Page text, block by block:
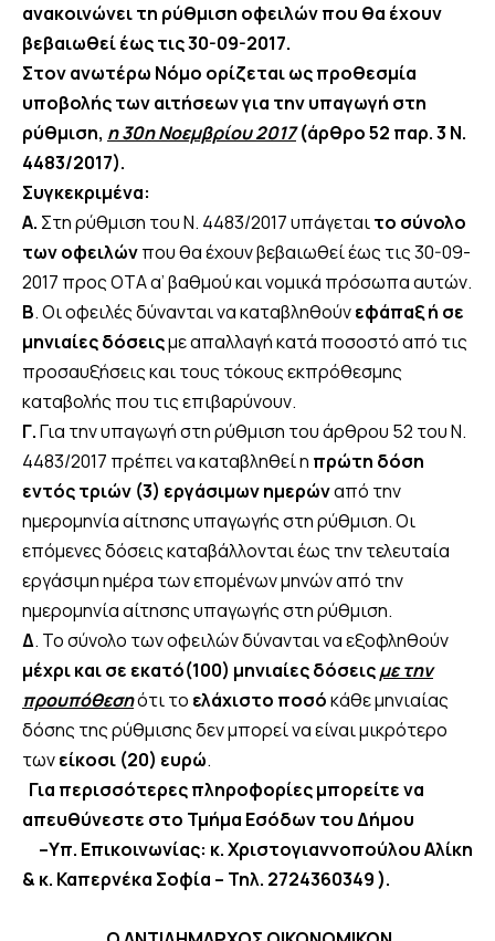
ανακοινώνει τη ρύθμιση οφειλών που θα έχουν
βεβαιωθεί έως τις 30-09-2017.
Στον ανωτέρω Νόμο ορίζεται ως προθεσμία
υποβολής των αιτήσεων για την υπαγωγή στη
ρύθμιση, η 30η Νοεμβρίου 2017(άρθρο 52 παρ. 3 Ν.
4483/2017).
Συγκεκριμένα:
Α. Στη ρύθμιση του Ν. 4483/2017 υπάγεταιτο σύνολο
των οφειλώνπου θα έχουν βεβαιωθεί έως τις 30-09-
2017 προς ΟΤΑ α’ βαθμού και νομικά πρόσωπα αυτών.
Β. Οι οφειλές δύνανται να καταβληθούνεφάπαξ ή σε
μηνιαίες δόσειςμε απαλλαγή κατά ποσοστό από τις
προσαυξήσεις και τους τόκους εκπρόθεσμης
καταβολής που τις επιβαρύνουν.
Γ.Για την υπαγωγή στη ρύθμιση του άρθρου 52 του Ν.
4483/2017 πρέπει να καταβληθεί η πρώτη δόση
εντός τριών (3) εργάσιμων ημερώναπό την
ημερομηνία αίτησης υπαγωγής στη ρύθμιση. Οι
επόμενες δόσεις καταβάλλονται έως την τελευταία
εργάσιμη ημέρα των επομένων μηνών από την
ημερομηνία αίτησης υπαγωγής στη ρύθμιση.
Δ. Το σύνολο των οφειλών δύνανται να εξοφληθούν
μέχρι και σε εκατό(100) μηνιαίες δόσειςμε την
προυπόθεσηότι το ελάχιστο ποσόκάθε μηνιαίας
δόσης της ρύθμισης δεν μπορεί να είναι μικρότερο
τωνείκοσι (20) ευρώ.
Για περισσότερες πληροφορίες μπορείτε να
απευθύνεστε στο Τμήμα Εσόδων του Δήμου
–Υπ. Επικοινωνίας: κ. Χριστογιαννοπούλου Αλίκη
& κ. Καπερνέκα Σοφία – Τηλ. 2724360349 ).